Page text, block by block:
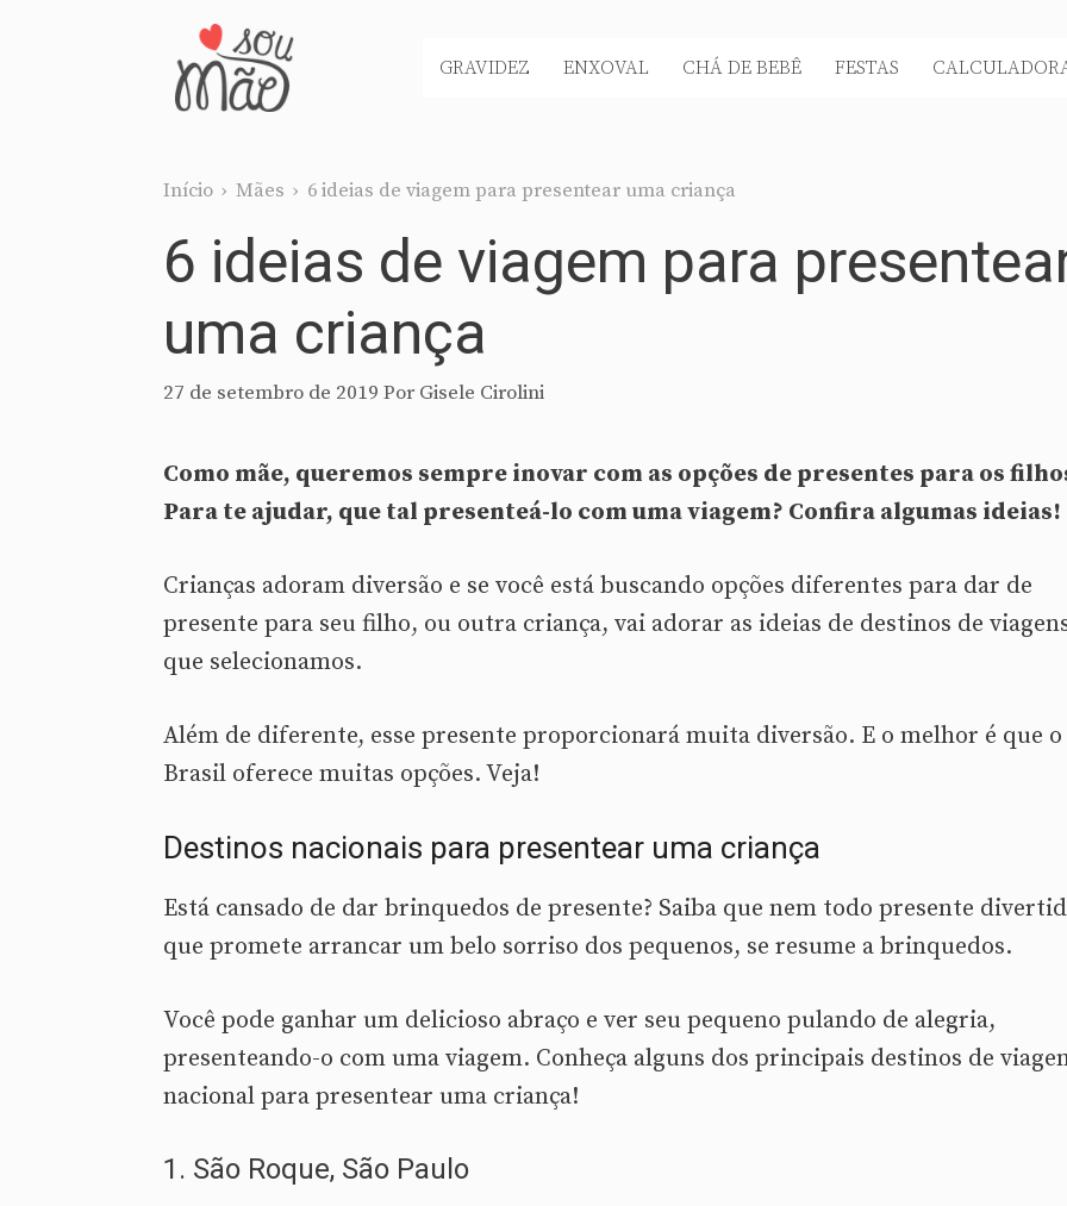
GRAVIDEZ ENXOVAL CHÁ DE BEBÊ FESTAS
Início › Mães › 6 ideias de viagem para presentear uma criança
6 ideias de viagem para
uma criança
27 de setembro de 2019 Por Gisele Cirolini
Como mãe, queremos sempre inovar com as opções de presentes para os
Para te ajudar, que tal presenteá-lo com uma viagem? Confira algumas ideias!
Crianças adoram diversão e se você está buscando opções diferentes para dar de
presente para seu filho, ou outra criança, vai adorar as ideias de destinos de
que selecionamos.
Além de diferente, esse presente proporcionará muita diversão. E o melhor é que o
Brasil oferece muitas opções. Veja!
Destinos nacionais para presentear uma criança
Está cansado de dar brinquedos de presente? Saiba que nem todo presente
que promete arrancar um belo sorriso dos pequenos, se resume a brinquedos.
Você pode ganhar um delicioso abraço e ver seu pequeno pulando de alegria,
presenteando-o com uma viagem. Conheça alguns dos principais destinos de
nacional para presentear uma criança!
1. São Roque, São Paulo